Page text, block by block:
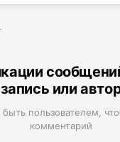
или
пользователем,
комментарий